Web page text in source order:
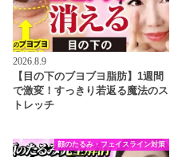
2026.8.9
【目の下のブヨブヨ脂肪】1週間
で激変！すっきり若返る魔法のス
トレッチ
顔のたるみ・フェイスライン対策